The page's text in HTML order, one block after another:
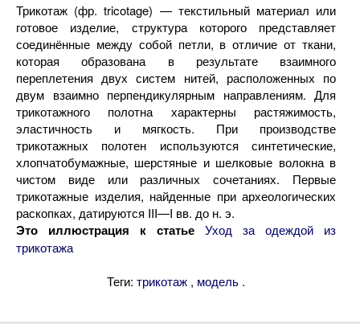
Трикотаж (фр. tricotage) — текстильный материал или
готовое изделие, структура которого представляет
соединённые между собой петли, в отличие от ткани,
которая образована в результате взаимного
переплетения двух систем нитей, расположенных по
двум взаимно перпендикулярным направлениям. Для
трикотажного полотна характерны растяжимость,
эластичность и мягкость. При производстве
трикотажных полотен используются синтетические,
хлопчатобумажные, шерстяные и шелковые волокна в
чистом виде или различных сочетаниях. Первые
трикотажные изделия, найденные при археологических
раскопках, датируются III—I вв. до н. э.
Это иллюстрация к статье
Уход за одеждой из
трикотажа
Теги: трикотаж , модель .